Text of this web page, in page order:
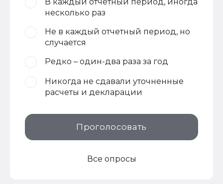
несколько раз
Не в каждый отчетный период, но
случается
Редко – один-два раза за год
Никогда не сдавали уточненные
расчеты и декларации
Проголосовать
Все опросы